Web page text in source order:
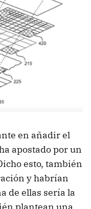
en añadir el
apostado por un
esto, también
y habrían
de ellas sería la